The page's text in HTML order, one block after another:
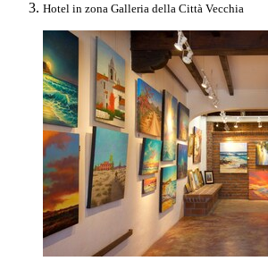
Hotel in zona Galleria della Città Vecchia